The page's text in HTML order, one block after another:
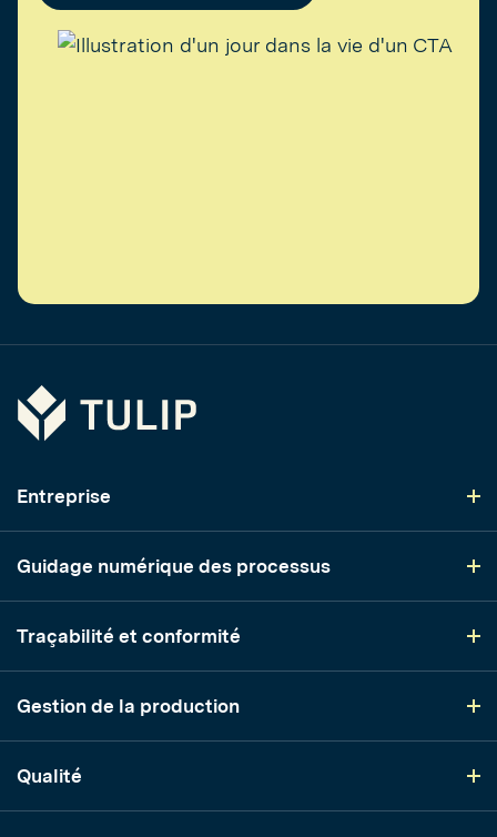
Tulip
Entreprise
Guidage numérique des processus
Traçabilité et conformité
Gestion de la production
Qualité